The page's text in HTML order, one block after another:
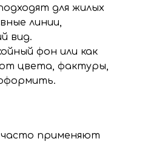
для жилых
линии,
вид.
фон или как
цвета, фактуры,
применяют